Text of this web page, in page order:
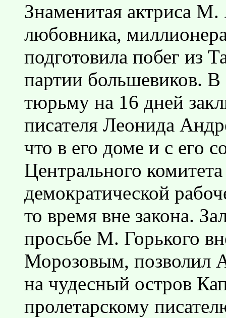
Знаменитая актриса М.
любовника,
подготовила побег из
партии большевиков. В
тюрьму на 16 дней
писателя Леонида
что в его доме и с его
Центрального
демократической
то время вне закона.
просьбе М. Горького
Морозовым, позволил
на чудесный остров
пролетарскому